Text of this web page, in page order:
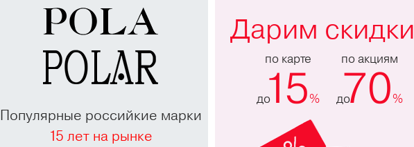
Популярные российкие марки
15 лет на рынке
Дарим скидки
по карте
до15%
по акциям
до
70%